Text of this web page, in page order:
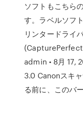
ソフトもこちら
す。ラベルソフ
リンタードライ
admin • 8月 17,
3.0 Canonスキ
る前に、このバ